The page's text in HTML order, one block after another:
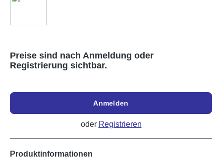
Preise sind nach Anmeldung oder
Registrierung sichtbar.
Anmelden
oder Registrieren
Produktinformationen